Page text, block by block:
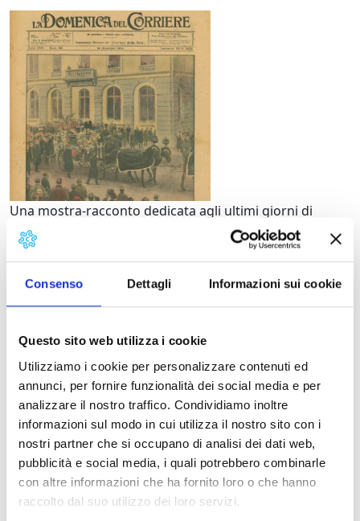
Consenso Dettagli Informazioni sui cookie
Questo sito web utilizza i cookie
Utilizziamo i cookie per personalizzare contenuti ed
annunci, per fornire funzionalità dei social media e per
analizzare il nostro traffico. Condividiamo inoltre
informazioni sul modo in cui utilizza il nostro sito con i
nostri partner che si occupano di analisi dei dati web,
pubblicità e social media, i quali potrebbero combinarle
con altre informazioni che ha fornito loro o che hanno
raccolto dal suo utilizzo dei loro servizi.
Una mostra-racconto dedicata agli ultimi giorni di
Giacomo Puccini organizzata da Puccini Museum – Casa
Natale e dalla Fondazione Giacomo Puccini di Lucca.
Informazioni:
Comune/Località:
Lucca
Ingresso:
Biglietto
Tipologia evento:
Mostra
Comprensorio:
Piana di Lucca
Instagram
Facebook
Sito web
Email